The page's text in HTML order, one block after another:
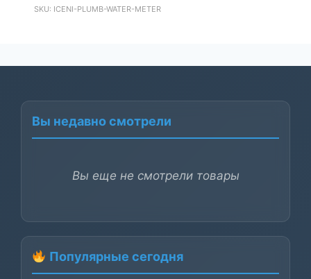
SKU: ICENI-PLUMB-WATER-METER
Вы недавно смотрели
Вы еще не смотрели товары
Популярные сегодня